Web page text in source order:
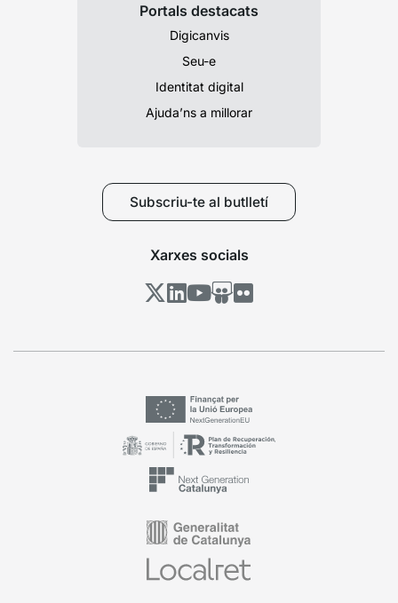
Portals destacats
Digicanvis
Seu-e
Identitat digital
Ajuda’ns a millorar
Subscriu-te al butlletí
Xarxes socials